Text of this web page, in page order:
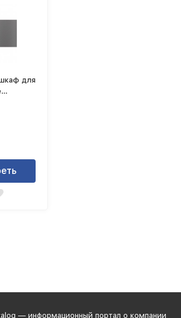
для
— информационный портал о компании